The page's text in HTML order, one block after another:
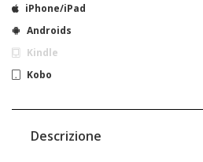
iPhone/iPad
Androids
Kindle
Kobo
Descrizione